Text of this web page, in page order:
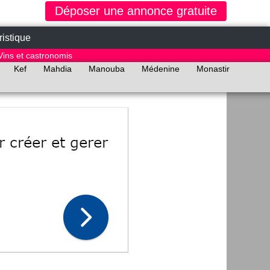
Déposer une annonce gratuite
et castronomis
Kef Mahdia Manouba Médenine
Monastir